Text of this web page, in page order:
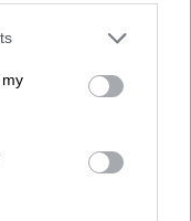
or more Google
You may click to
third-party tags to
in below Google
χαμένος ο
μάλιστα αυτό
covid-19
επίσημο
15 Μαΐου, δε